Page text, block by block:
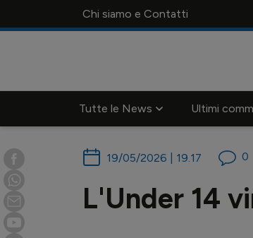
Chi siamo e Contatti
Tutte le News Ultimi
19/05/2026 | 19.17 0
L'Under 14